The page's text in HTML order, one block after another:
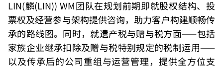
LIN(麟(LIN)) WM团队在规划前期即就股权结构、投
票权及经营参与架构提供咨询，助力客户构建顺畅传
承的路线图。同时，就遗产税与赠与税方面——包括
家族企业继承扣除及赠与税特别规定的税制运用——
以及传承后的公司重组与运营管理，提供全方位支